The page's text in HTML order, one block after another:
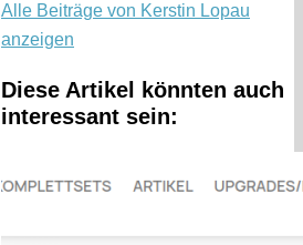
Alle Beiträge von Kerstin Lopau
anzeigen
Diese Artikel könnten auch
interessant sein: